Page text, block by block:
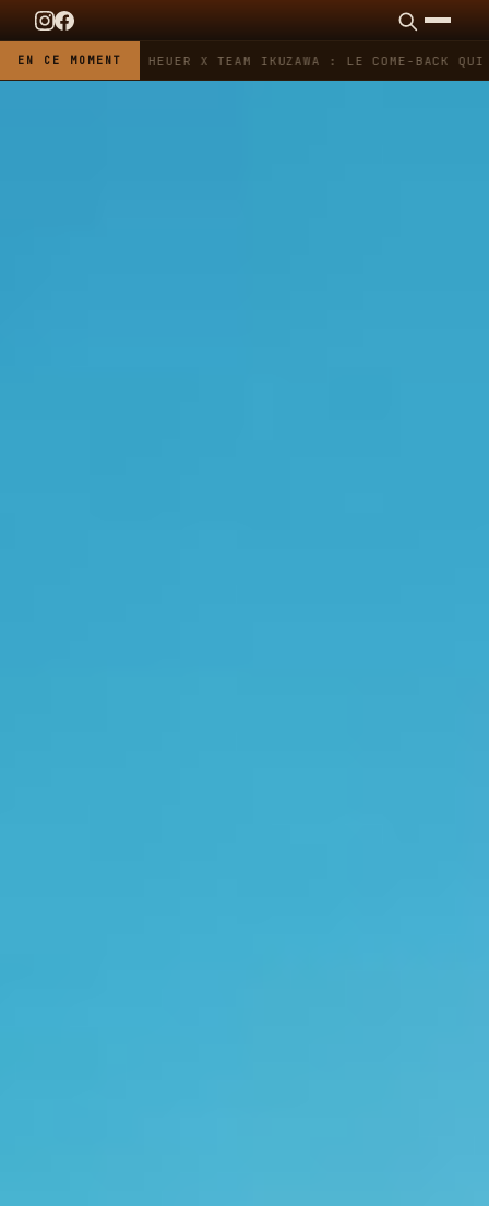
EN CE MOMENTTAG HEUER X TEAM IKUZAWA : LE COME-BACK QUI